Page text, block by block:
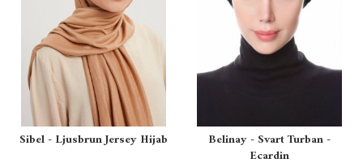
Sibel - Ljusbrun Jersey Hijab
Belinay - Svart Turban -
Ecardin